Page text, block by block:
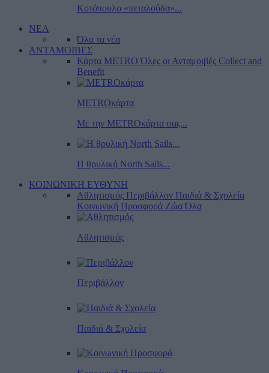
Κοτόπουλο «πεταλούδα»...
ΝΕΑ
Όλα τα νέα
ΑΝΤΑΜΟΙΒΕΣ
Κάρτα METRO Όλες οι Ανταμοιβές Collect and
Benefit
METROκάρτα
Με την METROκάρτα σας...
Η θρυλική North Sails...
ΚΟΙΝΩΝΙΚΗ ΕΥΘΥΝΗ
Αθλητισμός Περιβάλλον Παιδιά & Σχολεία
Κοινωνική Προσφορά Ζώα Όλα
Αθλητισμός
Περιβάλλον
Παιδιά & Σχολεία